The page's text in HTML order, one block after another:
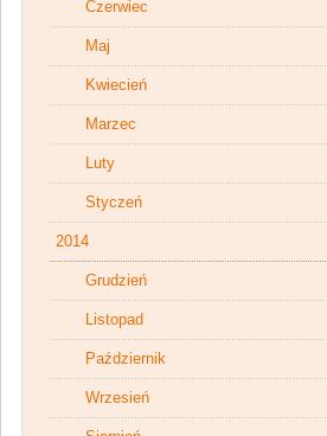
Czerwiec
Maj
Kwiecień
Marzec
Luty
Styczeń
2014
Grudzień
Listopad
Październik
Wrzesień